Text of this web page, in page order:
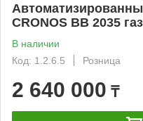
CRONOS BB 2035 газ
В наличии
Код: 1.2.6.5
Розница
2 640 000 ₸